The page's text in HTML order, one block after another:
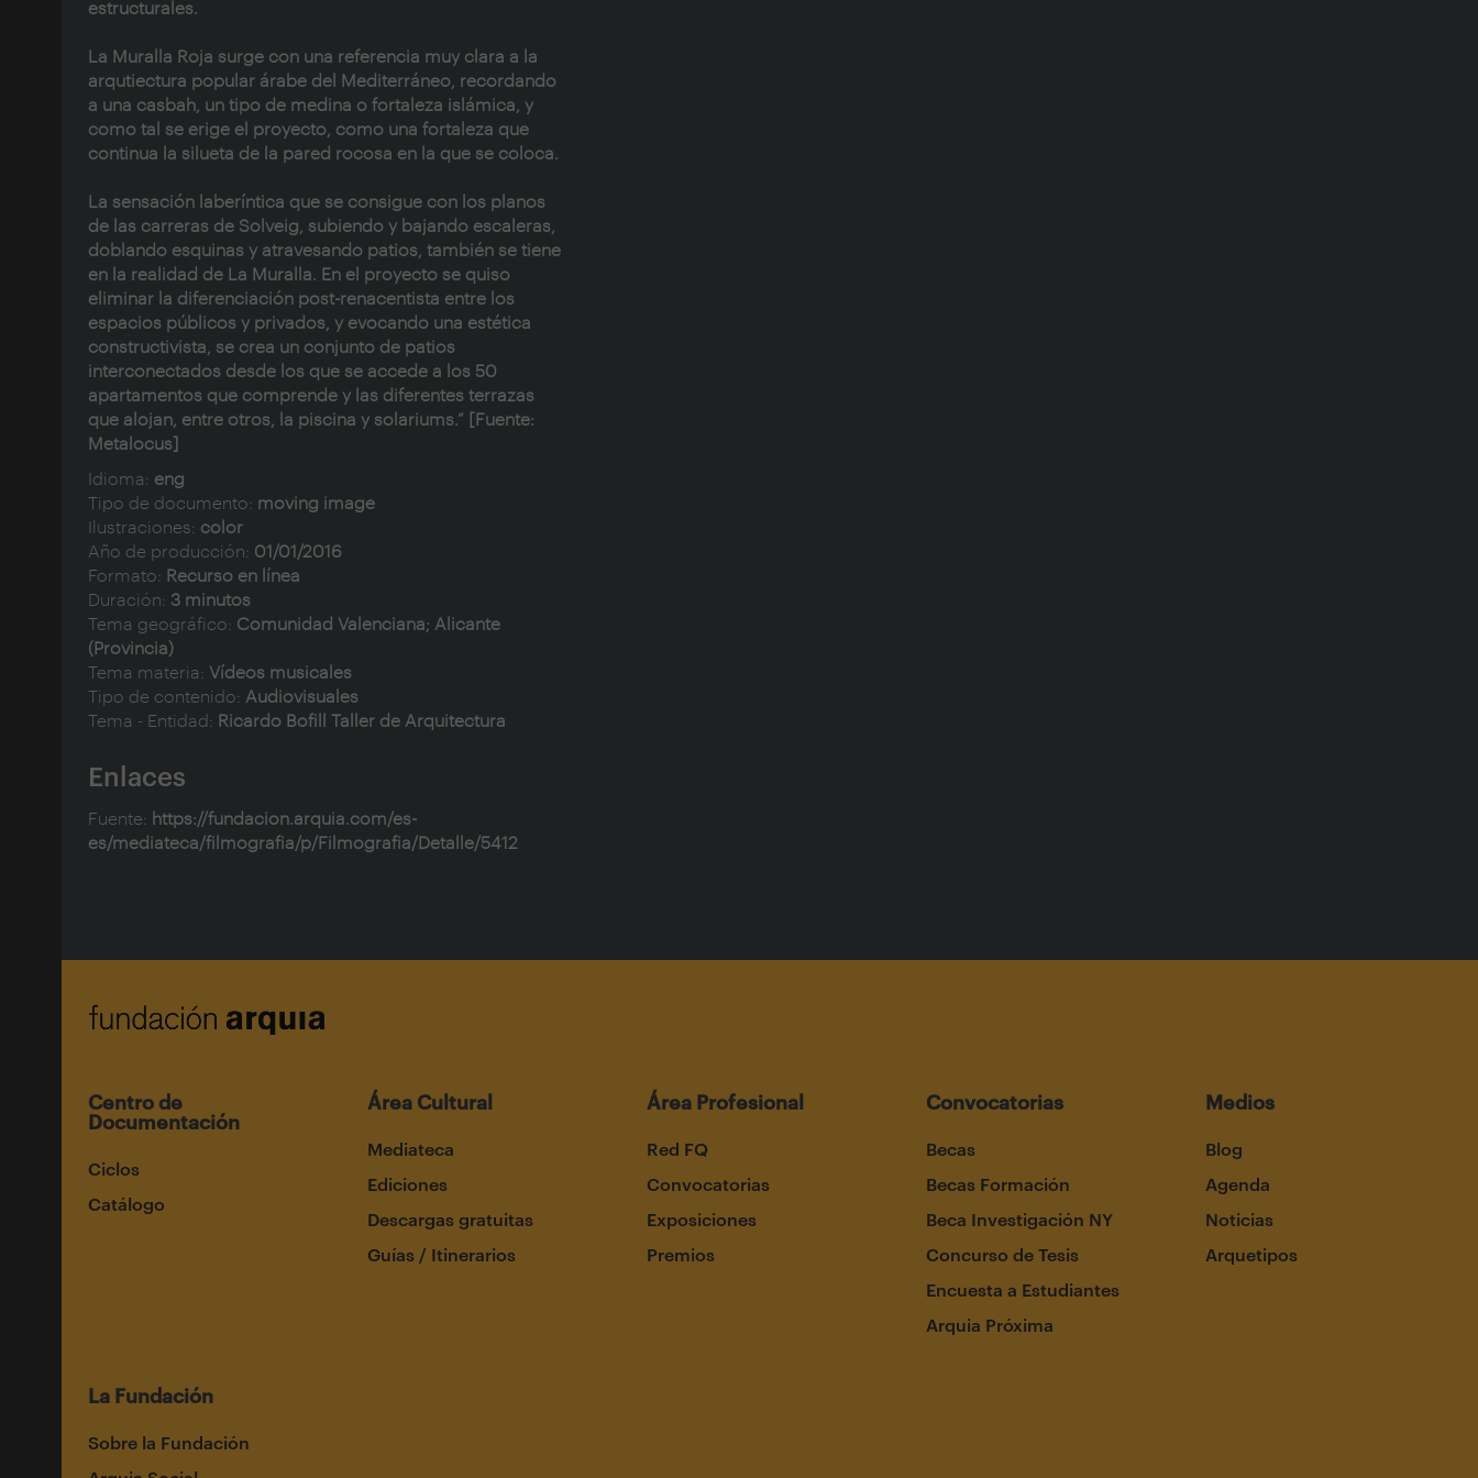
estructurales.
La Muralla Roja surge con una referencia muy clara a la
arqutiectura popular árabe del Mediterráneo, recordando
a una casbah, un tipo de medina o fortaleza islámica, y
como tal se erige el proyecto, como una fortaleza que
continua la silueta de la pared rocosa en la que se coloca.
La sensación laberíntica que se consigue con los planos
de las carreras de Solveig, subiendo y bajando escaleras,
doblando esquinas y atravesando patios, también se tiene
en la realidad de La Muralla. En el proyecto se quiso
eliminar la diferenciación post-renacentista entre los
espacios públicos y privados, y evocando una estética
constructivista, se crea un conjunto de patios
interconectados desde los que se accede a los 50
apartamentos que comprende y las diferentes terrazas
que alojan, entre otros, la piscina y solariums.” [Fuente:
Metalocus]
Idioma: eng
Tipo de documento: moving image
Ilustraciones: color
Año de producción: 01/01/2016
Formato: Recurso en línea
Duración: 3 minutos
Tema geográfico: Comunidad Valenciana; Alicante
(Provincia)
Tema materia: Vídeos musicales
Tipo de contenido: Audiovisuales
Tema - Entidad: Ricardo Bofill Taller de Arquitectura
Enlaces
Fuente: https://fundacion.arquia.com/es-
es/mediateca/filmografia/p/Filmografia/Detalle/5412
Centro de
Documentación
Ciclos
Catálogo
Área Cultural
Mediateca
Ediciones
Descargas gratuitas
Guías / Itinerarios
Área Profesional
Red FQ
Convocatorias
Exposiciones
Premios
Convocatorias
Becas
Becas Formación
Beca Investigación NY
Concurso de Tesis
Encuesta a Estudiantes
Arquia Próxima
Medios
Blog
Agenda
Noticias
Arquetipos
La Fundación
Sobre la Fundación